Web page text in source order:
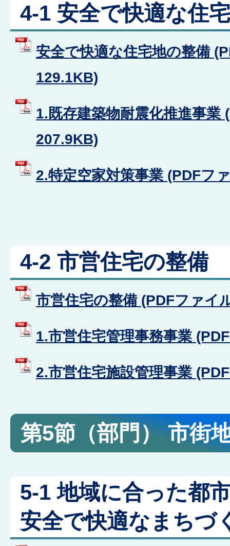
4-1 安全で快適な住
安全で快適な住宅地の整備
129.1KB)
1.既存建築物耐震化推進事業
207.9KB)
2.特定空家対策事業 (PDFフ
4-2 市営住宅の整備
市営住宅の整備 (PDFファイ
1.市営住宅管理事務事業
2.市営住宅施設管理事業
第5節（部門） 市街
5-1 地域に合った都
安全で快適なまちづ